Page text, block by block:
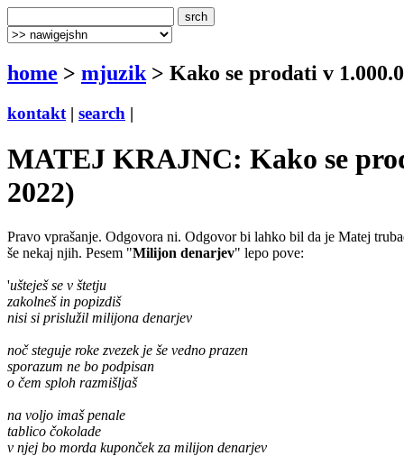
home > mjuzik > Kako se prodati v
kontakt | search |
MATEJ KRAJNC: Kako se
2022)
Pravo vprašanje. Odgovora ni. Odgovor bi lahko bil da je Matej
še nekaj njih. Pesem "Milijon denarjev" lepo pove:
'ušteješ se v štetju
zakolneš in popizdiš
nisi si prislužil milijona denarjev
noč steguje roke zvezek je še vedno prazen
sporazum ne bo podpisan
o čem sploh razmišljaš
na voljo imaš penale
tablico čokolade
v njej bo morda kuponček za milijon denarjev